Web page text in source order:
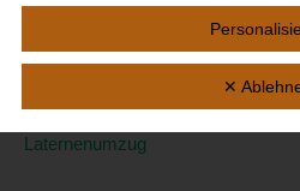
Rückblick 5. Basar im Kastanienhof
Sarstedter Weihnachtsmarkt
Laternenumzug
Personenbezogene Daten
sich auf eine identifizierte
Person (im Folgenden
direkt oder indirekt,
einer Kennung wie einem
✕